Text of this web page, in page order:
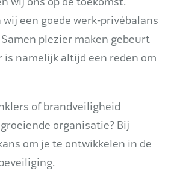
een goede werk-privébalans
plezier maken gebeurt
is namelijk altijd een reden om
of brandveiligheid
organisatie? Bij
om je te ontwikkelen in de